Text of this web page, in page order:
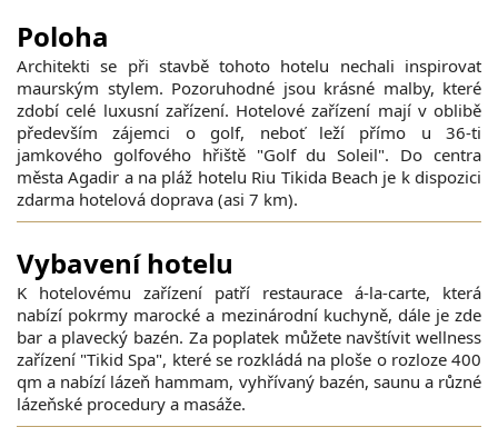
Poloha
Architekti se při stavbě tohoto hotelu nechali inspirovat
maurským stylem. Pozoruhodné jsou krásné malby, které
zdobí celé luxusní zařízení. Hotelové zařízení mají v oblibě
především zájemci o golf, neboť leží přímo u 36-ti
jamkového golfového hřiště "Golf du Soleil". Do centra
města Agadir a na pláž hotelu Riu Tikida Beach je k dispozici
zdarma hotelová doprava (asi 7 km).
Vybavení hotelu
K hotelovému zařízení patří restaurace á-la-carte, která
nabízí pokrmy marocké a mezinárodní kuchyně, dále je zde
bar a plavecký bazén. Za poplatek můžete navštívit wellness
zařízení "Tikid Spa", které se rozkládá na ploše o rozloze 400
qm a nabízí lázeň hammam, vyhřívaný bazén, saunu a různé
lázeňské procedury a masáže.